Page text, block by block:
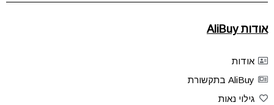
אודות AliBuy
אודות
AliBuy בתקשורת
גילוי נאות